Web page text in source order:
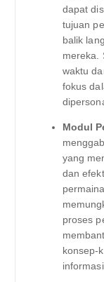
dapat
tujuan
balik
mereka.
waktu
fokus
Modul
yang
dan
proses
konsep-